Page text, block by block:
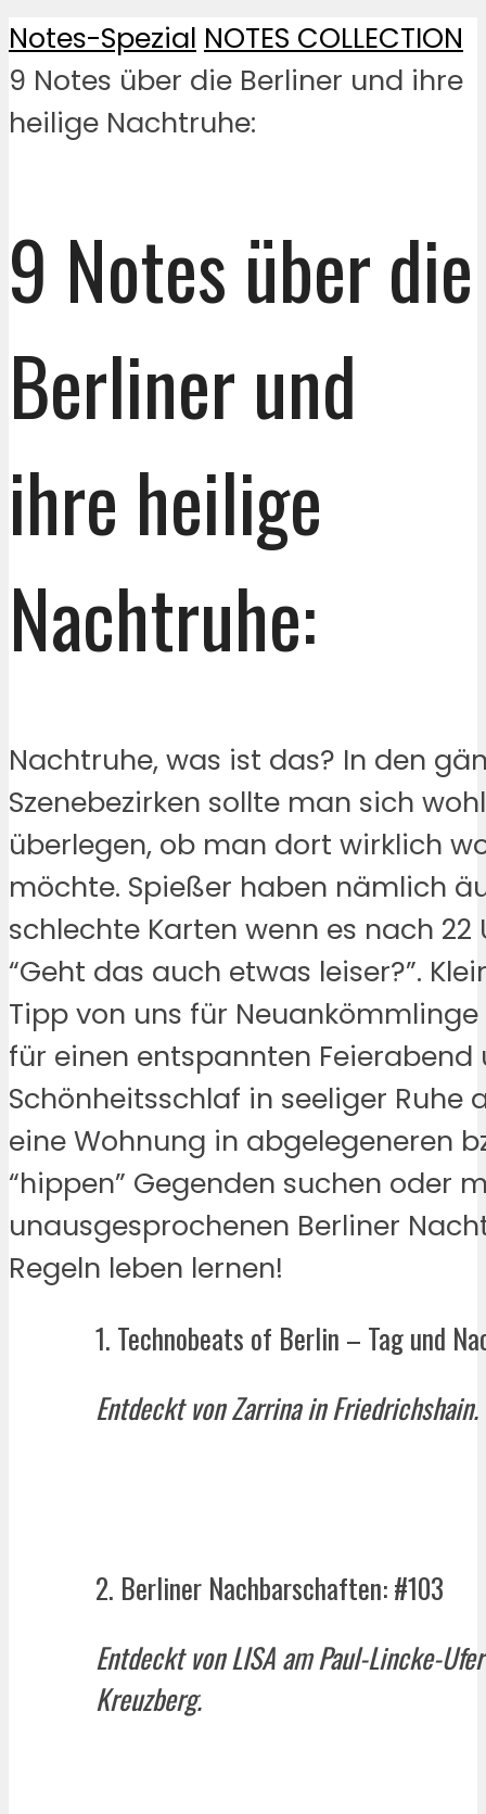
Notes-Spezial NOTES COLLECTION
9 Notes über die Berliner und ihre
heilige Nachtruhe:
9 Notes über die
Berliner und
ihre heilige
Nachtruhe:
Nachtruhe, was ist das? In den
Szenebezirken sollte man sich
überlegen, ob man dort wirklich
möchte. Spießer haben nämlich
schlechte Karten wenn es nach 22
“Geht das auch etwas leiser?”.
Tipp von uns für
für einen entspannten Feierabend
Schönheitsschlaf in seeliger Ruhe
eine Wohnung in abgelegeneren
“hippen” Gegenden suchen oder
unausgesprochenen Berliner
Regeln leben lernen!
1. Technobeats of Berlin – Tag und
Entdeckt von Zarrina in Friedrichshain.
2. Berliner Nachbarschaften: #103
Entdeckt von LISA am Paul-Lincke-
Kreuzberg.